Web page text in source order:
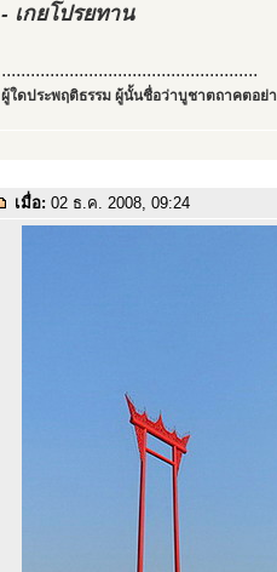
- เกยโปรยทาน
.....................................................
ผู้ใดประพฤติธรรม ผู้นั้นชื่อว่าบูชาตถาคตอย่า
เมื่อ: 02 ธ.ค. 2008, 09:24